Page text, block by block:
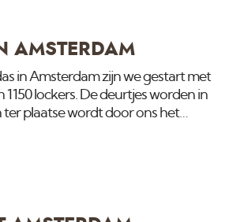
AMSTERDAM
in Amsterdam zijn we gestart met
lockers. De deurtjes worden in
plaatse wordt door ons het